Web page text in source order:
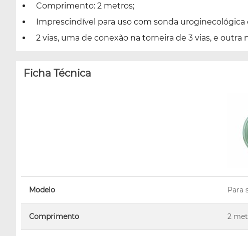
Comprimento: 2 metros;
Imprescindível para uso com sonda uroginecológica
2 vias, uma de conexão na torneira de 3 vias, e outra
Ficha Técnica
Modelo Para
Comprimento 2